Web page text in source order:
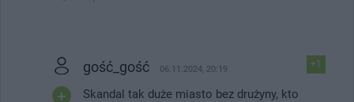
+1
gość_gość 06.11.2024, 20:19
Skandal tak duże miasto bez drużyny, kto